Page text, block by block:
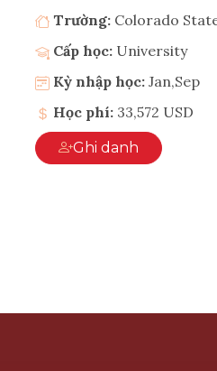
Trường: Colorado
Cấp học: University
Kỳ nhập học: Jan,Sep
Học phí: 33,572 USD
Ghi danh